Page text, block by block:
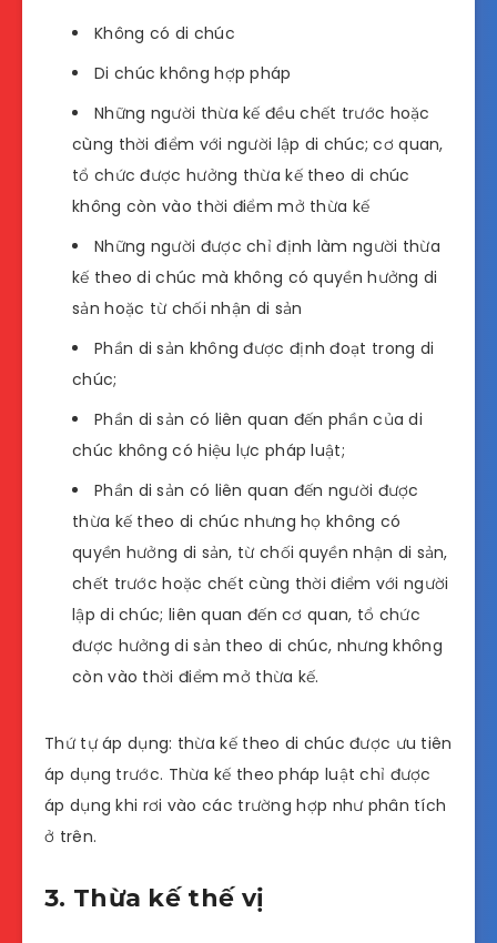
Không có di chúc
Di chúc không hợp pháp
Những người thừa kế đều chết trước hoặc
cùng thời điểm với người lập di chúc; cơ quan,
tổ chức được hưởng thừa kế theo di chúc
không còn vào thời điểm mở thừa kế
Những người được chỉ định làm người thừa
kế theo di chúc mà không có quyền hưởng di
sản hoặc từ chối nhận di sản
Phần di sản không được định đoạt trong di
chúc;
Phần di sản có liên quan đến phần của di
chúc không có hiệu lực pháp luật;
Phần di sản có liên quan đến người được
thừa kế theo di chúc nhưng họ không có
quyền hưởng di sản, từ chối quyền nhận di sản,
chết trước hoặc chết cùng thời điểm với người
lập di chúc; liên quan đến cơ quan, tổ chức
được hưởng di sản theo di chúc, nhưng không
còn vào thời điểm mở thừa kế.
Thứ tự áp dụng: thừa kế theo di chúc được ưu tiên
áp dụng trước. Thừa kế theo pháp luật chỉ được
áp dụng khi rơi vào các trường hợp như phân tích
ở trên.
3. Thừa kế thế vị